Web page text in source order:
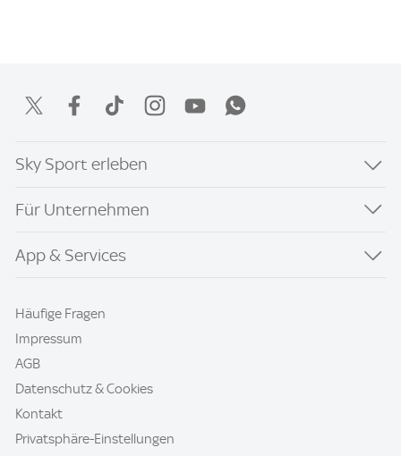
Sky Sport erleben
Für Unternehmen
App & Services
Häufige Fragen
Impressum
AGB
Datenschutz & Cookies
Kontakt
Privatsphäre-Einstellungen